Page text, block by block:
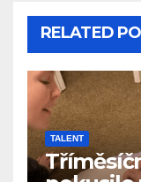
RELATED
TALENT